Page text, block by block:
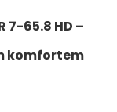
7-65.8 HD –
komfortem